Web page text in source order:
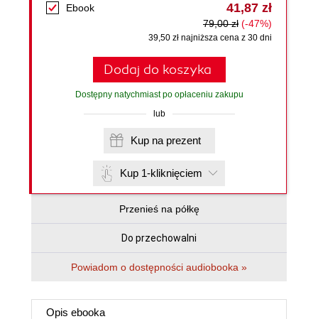
Ebook 41,87 zł
79,00 zł (-47%)
39,50 zł najniższa cena z 30 dni
Dodaj do koszyka
Dostępny natychmiast po opłaceniu zakupu
lub
Kup na prezent
Kup 1-kliknięciem
Przenieś na półkę
Do przechowalni
Powiadom o dostępności audiobooka »
Opis ebooka